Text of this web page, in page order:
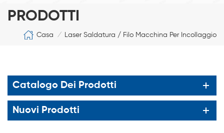
PRODOTTI
Casa / Laser Saldatura / Filo Macchina Per Incollaggio
Catalogo Dei Prodotti
Nuovi Prodotti